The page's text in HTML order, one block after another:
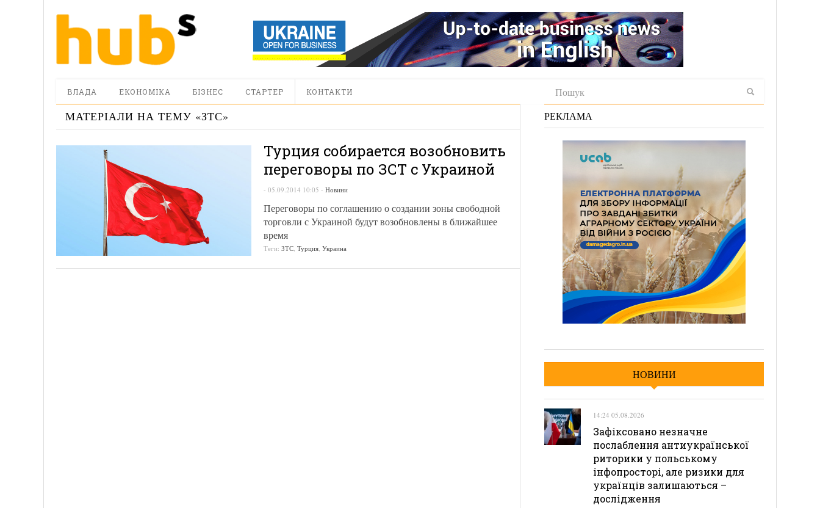
ВЛАДА ЕКОНОМІКА БІЗНЕС СТАРТЕР КОНТАКТИ
МАТЕРІАЛИ НА ТЕМУ «ЗТС»
Турция собирается возобновить
переговоры по ЗСТ с Украиной
- 05.09.2014 10:05 - Новини
Переговоры по соглашению о создании зоны свободной
торговли с Украиной будут возобновлены в ближайшее
время
Теги: ЗТС, Турция, Украина
РЕКЛАМА
НОВИНИ
14:24 05.08.2026
Зафіксовано незначне
послаблення антиукраїнської
риторики у польському
інфопросторі, але ризики для
українців залишаються –
дослідження